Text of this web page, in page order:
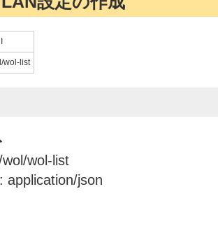
wol-list
wol-list
application/json